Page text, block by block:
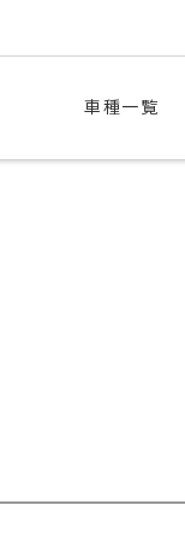
車種一覧